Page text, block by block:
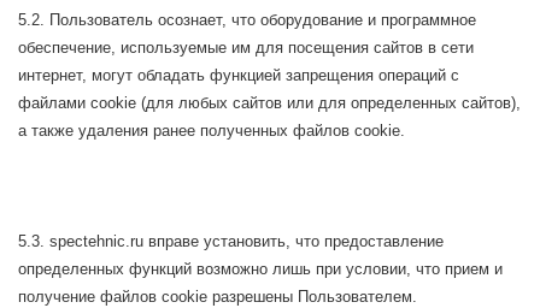
5.2. Пользователь осознает, что оборудование и программное
обеспечение, используемые им для посещения сайтов в сети
интернет, могут обладать функцией запрещения операций с
файлами cookie (для любых сайтов или для определенных сайтов),
а также удаления ранее полученных файлов cookie.
5.3. spectehnic.ru вправе установить, что предоставление
определенных функций возможно лишь при условии, что прием и
получение файлов cookie разрешены Пользователем.